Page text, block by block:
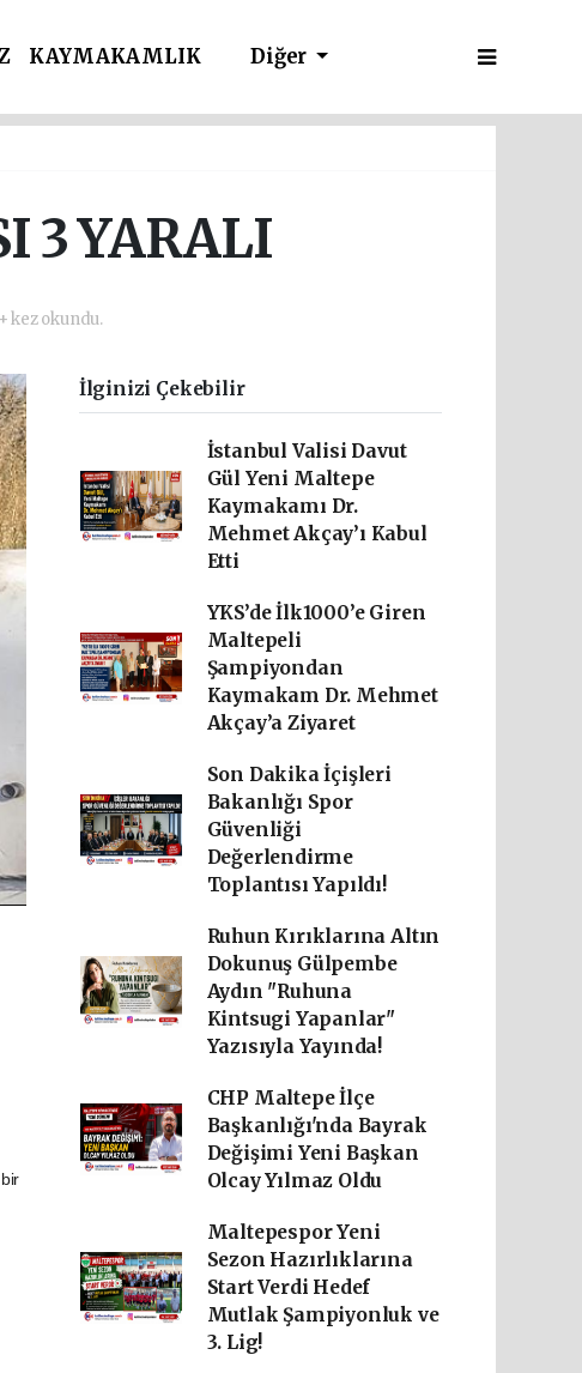
KAYMAKAMLIK
Diğer
3 YARALI
kez okundu.
İlginizi Çekebilir
İstanbul Valisi Davut
Gül Yeni Maltepe
Kaymakamı Dr.
Mehmet Akçay’ı Kabul
Etti
YKS’de İlk1000’e Giren
Maltepeli
Şampiyondan
Kaymakam Dr. Mehmet
Akçay’a Ziyaret
Son Dakika İçişleri
Bakanlığı Spor
Güvenliği
Değerlendirme
Toplantısı Yapıldı!
Ruhun Kırıklarına Altın
Dokunuş Gülpembe
Aydın "Ruhuna
Kintsugi Yapanlar"
Yazısıyla Yayında!
CHP Maltepe İlçe
Başkanlığı'nda Bayrak
Değişimi Yeni Başkan
Olcay Yılmaz Oldu
Maltepespor Yeni
Sezon Hazırlıklarına
Start Verdi Hedef
Mutlak Şampiyonluk ve
3. Lig!